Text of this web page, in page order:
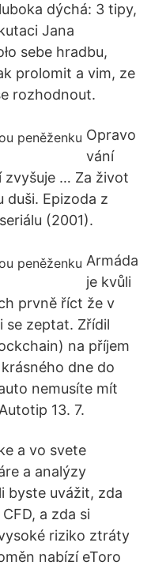
dýchá: 3 tipy,
Jana
sebe hradbu,
prolomit a vim, ze
rozhodnout.
Opravo
vání
zvyšuje … Za život
duši. Epizoda z
(2001).
Armáda
je kvůli
prvně říct že v
se zeptat. Zřídil
na příjem
dne do
nemusíte mít
13. 7.
a vo svete
a analýzy
byste uvážit, zda
a zda si
riziko ztráty
nabízí eToro